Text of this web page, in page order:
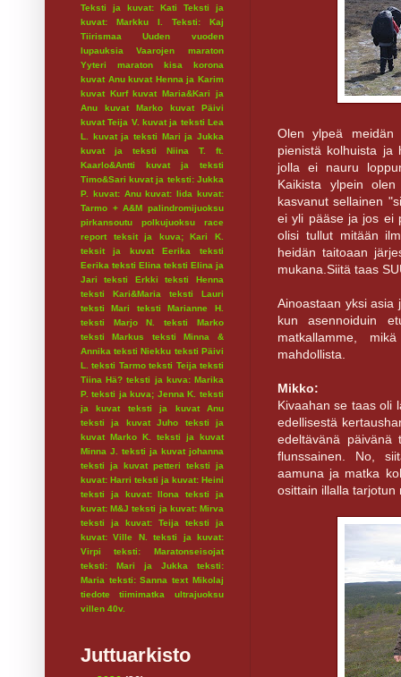
Olen ylpeä meidän
pienistä kolhuista ja
jolla ei nauru
Kaikista ylpein
kasvanut sellainen
ei yli pääse ja jos ei
olisi tullut mitään
heidän taitoaan
mukana.Siitä taas
Ainoastaan yksi asia
kun asennoiduin
matkallamme,
mahdollista.
Mikko:
Kivaahan se taas oli
edellisestä
edeltävänä
flunssainen. No,
aamuna ja matka
osittain illalla tarjotun
Teksti ja kuvat: Kati
Teksti ja
kuvat: Markku I.
Teksti: Kaj
Tiirismaa
Uuden vuoden
lupauksia
Vaarojen maraton
Yyteri maraton
kisa
korona
kuvat Anu kuvat Henna ja Karim
kuvat Kurf kuvat Maria&Kari ja
Anu
kuvat Marko
kuvat Päivi
kuvat Teija V. kuvat ja teksti Lea
L.
kuvat ja teksti Mari ja Jukka
kuvat ja teksti Niina T. ft.
Kaarlo&Antti
kuvat ja teksti
Timo&Sari kuvat ja teksti: Jukka
P.
kuvat: Anu kuvat: Iida kuvat:
Tarmo + A&M palindromijuoksu
pirkansoutu
polkujuoksu
race
report
teksit ja kuva; Kari K.
teksit ja kuvat Eerika
teksti
Eerika teksti Elina teksti Elina ja
Jari
teksti Erkki
teksti Henna
teksti Kari&Maria
teksti Lauri
teksti Mari
teksti Marianne H.
teksti Marjo N.
teksti Marko
teksti Markus
teksti Minna &
Annika teksti Niekku teksti Päivi
L.
teksti Tarmo teksti Teija teksti
Tiina Hä? teksti ja kuva: Marika
P. teksti ja kuva; Jenna K.
teksti
ja kuvat
teksti ja kuvat Anu
teksti ja kuvat Juho
teksti ja
kuvat Marko K.
teksti ja kuvat
Minna J.
teksti ja kuvat johanna
teksti ja kuvat petteri
teksti ja
kuvat: Harri teksti ja kuvat: Heini
teksti ja kuvat: Ilona
teksti ja
kuvat: M&J teksti ja kuvat: Mirva
teksti ja kuvat: Teija
teksti ja
kuvat: Ville N.
teksti ja kuvat:
Virpi
teksti: Maratonseisojat
teksti: Mari ja Jukka
teksti:
Maria teksti: Sanna text Mikolaj
tiedote
tiimimatka
ultrajuoksu
villen 40v.
Juttuarkisto